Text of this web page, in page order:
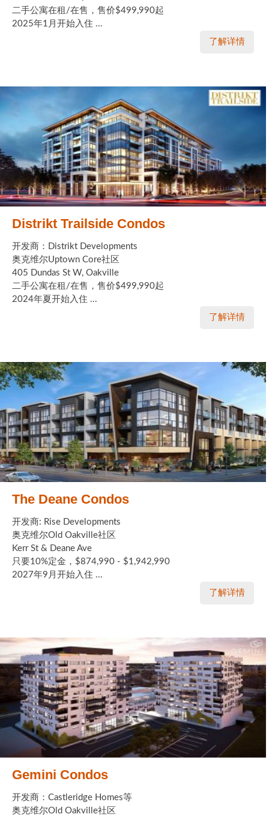
二手公寓在租/在售，售价$499,990起
2025年1月开始入住 ...
了解详情
Distrikt Trailside Condos
开发商：Distrikt Developments
奥克维尔Uptown Core社区
405 Dundas St W, Oakville
二手公寓在租/在售，售价$499,990起
2024年夏开始入住 ...
了解详情
The Deane Condos
开发商: Rise Developments
奥克维尔Old Oakville社区
Kerr St & Deane Ave
只要10%定金，$874,990 - $1,942,990
2027年9月开始入住 ...
了解详情
Gemini Condos
开发商：Castleridge Homes等
奥克维尔Old Oakville社区